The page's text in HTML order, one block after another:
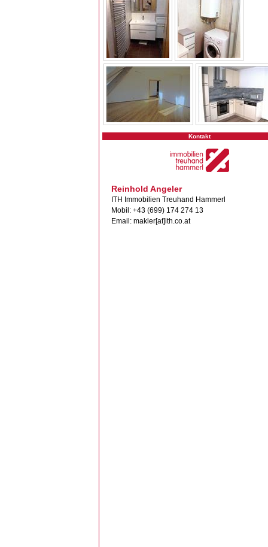
Kontakt
Reinhold Angeler
ITH Immobilien Treuhand Hammerl
Mobil: +43 (699) 174 274 13
Email: makler[at]ith.co.at